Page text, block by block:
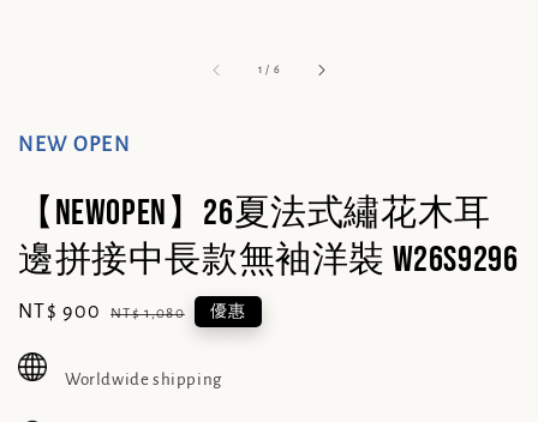
1 / 6
NEW OPEN
【NEWOPEN】26夏法式繡花木耳
邊拼接中長款無袖洋裝 W26S9296
Sale
NT$ 900 Regular
NT$ 1,080 優惠
Worldwide shipping